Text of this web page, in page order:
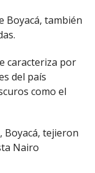
Boyacá, también
caracteriza por
del país
como el
Boyacá, tejieron
Nairo